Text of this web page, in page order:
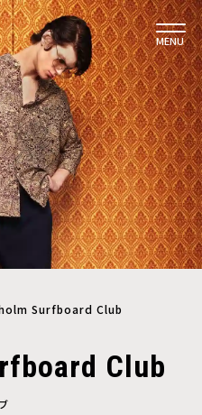
MENU
Surfboard Club
Club